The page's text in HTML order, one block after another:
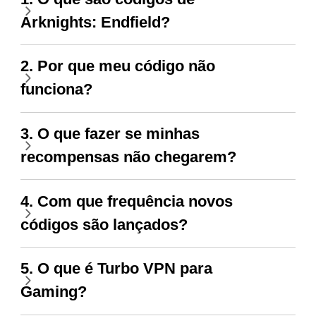
Arknights: Endfield?
2. Por que meu código não
funciona?
3. O que fazer se minhas
recompensas não chegarem?
4. Com que frequência novos
códigos são lançados?
5. O que é Turbo VPN para
Gaming?